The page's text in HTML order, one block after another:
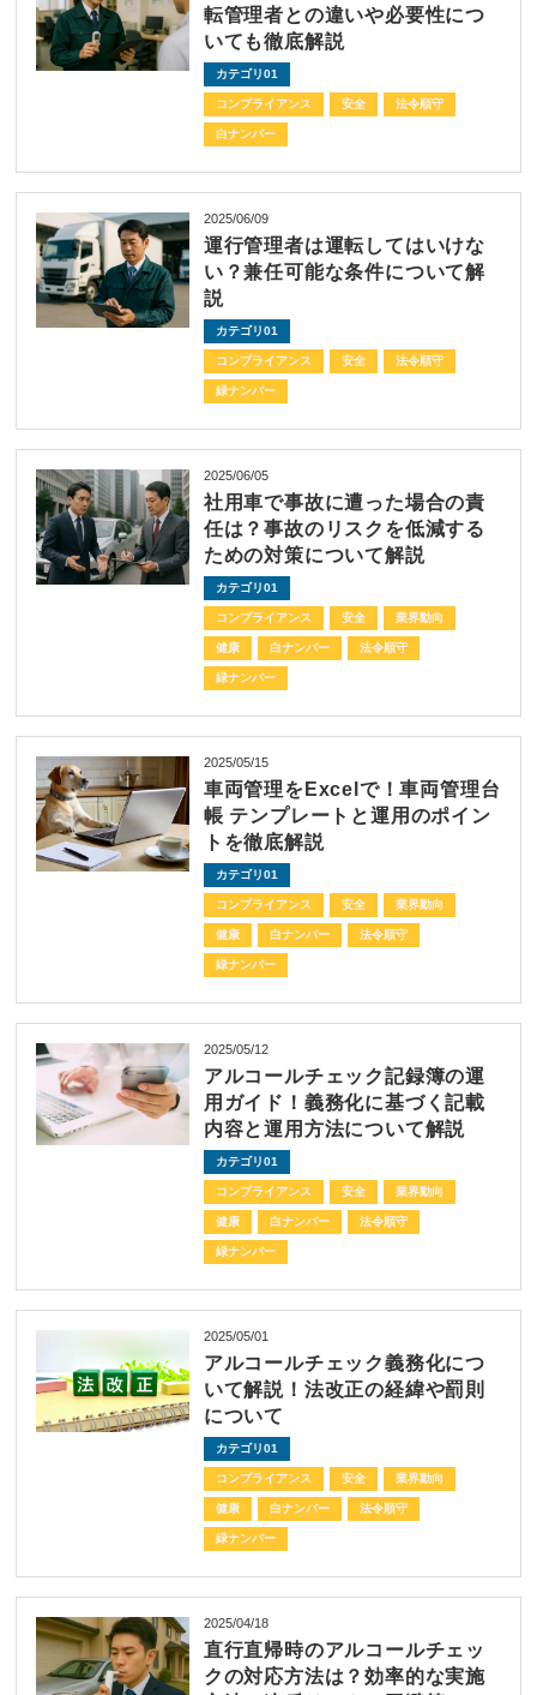
転管理者との違いや必要性につ
いても徹底解説
カテゴリ01
コンプライアンス 安全 法令順守
白ナンバー
2025/06/09
運行管理者は運転してはいけな
い？兼任可能な条件について解
説
カテゴリ01
コンプライアンス 安全 法令順守
緑ナンバー
2025/06/05
社用車で事故に遭った場合の責
任は？事故のリスクを低減する
ための対策について解説
カテゴリ01
コンプライアンス 安全 業界動向
健康 白ナンバー 法令順守
緑ナンバー
2025/05/15
車両管理をExcelで！車両管理台
帳 テンプレートと運用のポイン
トを徹底解説
カテゴリ01
コンプライアンス 安全 業界動向
健康 白ナンバー 法令順守
緑ナンバー
2025/05/12
アルコールチェック記録簿の運
用ガイド！義務化に基づく記載
内容と運用方法について解説
カテゴリ01
コンプライアンス 安全 業界動向
健康 白ナンバー 法令順守
緑ナンバー
2025/05/01
アルコールチェック義務化につ
いて解説！法改正の経緯や罰則
について
カテゴリ01
コンプライアンス 安全 業界動向
健康 白ナンバー 法令順守
緑ナンバー
2025/04/18
直行直帰時のアルコールチェッ
クの対応方法は？効率的な実施